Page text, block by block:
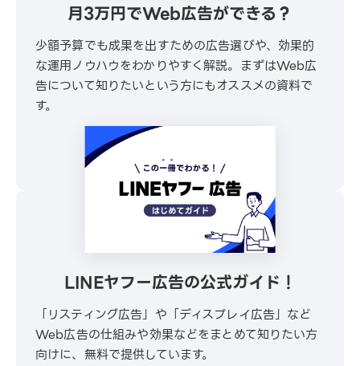
月3万円でWeb広告ができる？
少額予算でも成果を出すための広告選びや、効果的
な運用ノウハウをわかりやすく解説。まずはWeb広
告について知りたいという方にもオススメの資料で
す。
\ 30秒でかんたんダウンロード /
無料でダウンロードする
LINEヤフー広告の公式ガイド！
「リスティング広告」や「ディスプレイ広告」など
Web広告の仕組みや効果などをまとめて知りたい方
向けに、無料で提供しています。